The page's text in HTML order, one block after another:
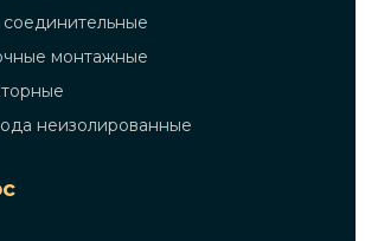
монтажные
неизолированные